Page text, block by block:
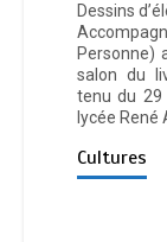
Dessins
Personne)
salon du
tenu du 29
lycée René
Cultures